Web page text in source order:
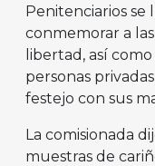
Penitenciarios se
conmemorar a
libertad, así
personas
festejo con sus
La comisionada
muestras de